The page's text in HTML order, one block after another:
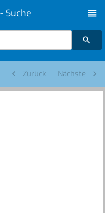
Suche
Zurück Nächste